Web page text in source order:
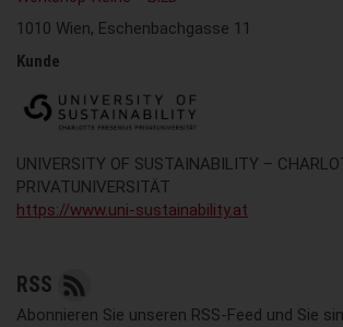
1010 Wien, Eschenbachgasse 11
Kunde
UNIVERSITY OF SUSTAINABILITY –
PRIVATUNIVERSITÄT
https://www.uni-sustainability.at
RSS
Abonnieren Sie unseren RSS-Feed und Sie